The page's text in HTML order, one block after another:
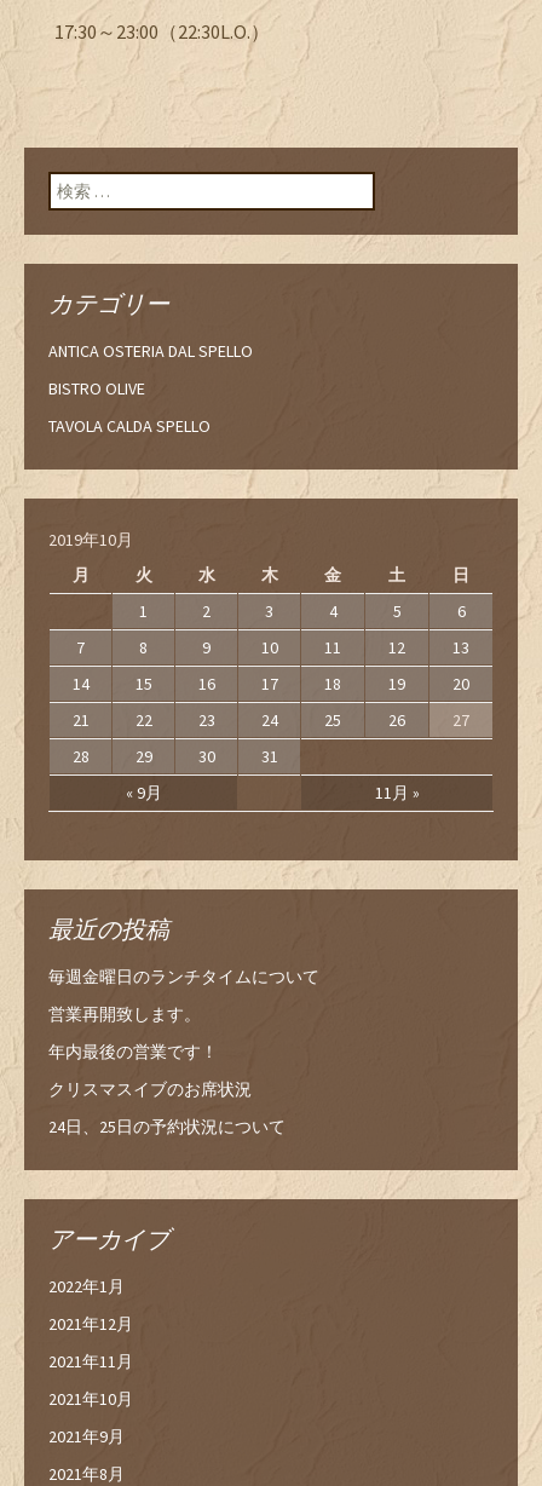
17:30～23:00（22:30L.O.）
検索:
カテゴリー
ANTICA OSTERIA DAL SPELLO
BISTRO OLIVE
TAVOLA CALDA SPELLO
2019年10月
月
火 水 木 金 土 日
« 9月 11月 »
1 2 3 4 5
6
7
8 9 10 11 12
13
14
15 16 17 18 19
20
21
22 23 24 25 26
27
28
29 30 31
最近の投稿
毎週金曜日のランチタイムについて
営業再開致します。
年内最後の営業です！
クリスマスイブのお席状況
24日、25日の予約状況について
アーカイブ
2022年1月
2021年12月
2021年11月
2021年10月
2021年9月
2021年8月